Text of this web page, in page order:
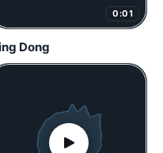
0:01
Dong